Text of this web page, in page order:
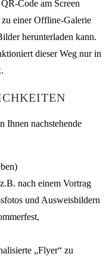
Code am Screen
einer Offline-Galerie
herunterladen kann.
dieser Weg nur in
Ihnen nachstehende
nach einem Vortrag
und Ausweisbildern
„Flyer“ zu